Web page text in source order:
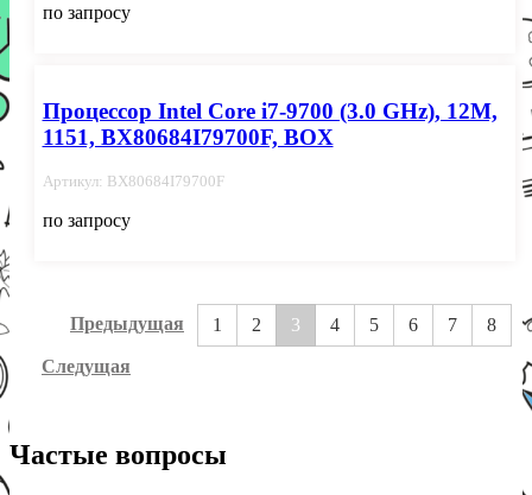
по запросу
Процессор Intel Core i7-9700 (3.0 GHz), 12M,
1151, BX80684I79700F, BOX
Артикул: BX80684I79700F
по запросу
Предыдущая 1 2 3 4 5 6 7 8
Следущая
Частые вопросы